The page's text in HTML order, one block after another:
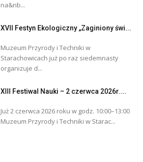
na&nb...
XVII Festyn Ekologiczny „Zaginiony świ...
Muzeum Przyrody i Techniki w
Starachowicach już po raz siedemnasty
organizuje d...
XIII Festiwal Nauki – 2 czerwca 2026r....
Już 2 czerwca 2026 roku w godz. 10:00–13:00
Muzeum Przyrody i Techniki w Starac...